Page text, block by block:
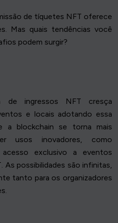
de tíquetes NFT oferece
Mas quais tendências você
podem surgir?
de ingressos NFT cresça
e locais adotando essa
a blockchain se torna mais
usos inovadores, como
exclusivo a eventos
As possibilidades são infinitas,
tanto para os organizadores